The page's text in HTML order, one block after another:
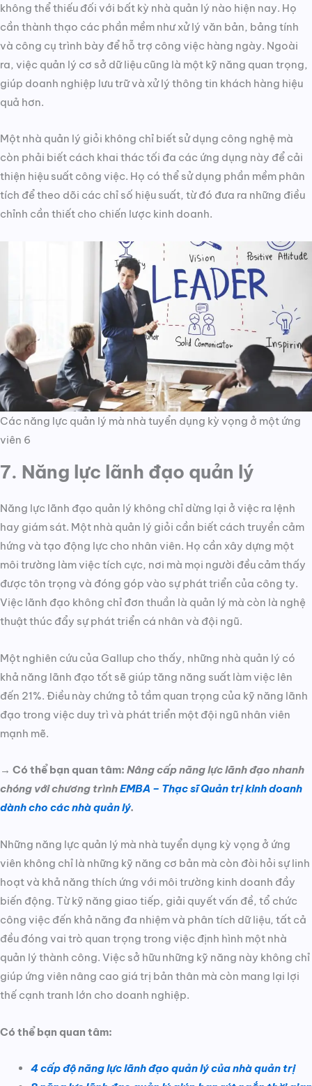
không thể thiếu đối với bất kỳ nhà quản lý nào hiện nay. Họ
cần thành thạo các phần mềm như xử lý văn bản, bảng tính
và công cụ trình bày để hỗ trợ công việc hàng ngày. Ngoài
ra, việc quản lý cơ sở dữ liệu cũng là một kỹ năng quan trọng,
giúp doanh nghiệp lưu trữ và xử lý thông tin khách hàng hiệu
quả hơn.
Một nhà quản lý giỏi không chỉ biết sử dụng công nghệ mà
còn phải biết cách khai thác tối đa các ứng dụng này để cải
thiện hiệu suất công việc. Họ có thể sử dụng phần mềm phân
tích để theo dõi các chỉ số hiệu suất, từ đó đưa ra những điều
chỉnh cần thiết cho chiến lược kinh doanh.
Các năng lực quản lý mà nhà tuyển dụng kỳ vọng ở một ứng
viên 6
7. Năng lực lãnh đạo quản lý
Năng lực lãnh đạo quản lý không chỉ dừng lại ở việc ra lệnh
hay giám sát. Một nhà quản lý giỏi cần biết cách truyền cảm
hứng và tạo động lực cho nhân viên. Họ cần xây dựng một
môi trường làm việc tích cực, nơi mà mọi người đều cảm thấy
được tôn trọng và đóng góp vào sự phát triển của công ty.
Việc lãnh đạo không chỉ đơn thuần là quản lý mà còn là nghệ
thuật thúc đẩy sự phát triển cá nhân và đội ngũ.
Một nghiên cứu của Gallup cho thấy, những nhà quản lý có
khả năng lãnh đạo tốt sẽ giúp tăng năng suất làm việc lên
đến 21%. Điều này chứng tỏ tầm quan trọng của kỹ năng lãnh
đạo trong việc duy trì và phát triển một đội ngũ nhân viên
mạnh mẽ.
→ Có thể bạn quan tâm: Nâng cấp năng lực lãnh đạo nhanh
chóng với chương trìnhEMBA – Thạc sĩ Quản trị kinh doanh
dành cho các nhà quản lý.
Những năng lực quản lý mà nhà tuyển dụng kỳ vọng ở ứng
viên không chỉ là những kỹ năng cơ bản mà còn đòi hỏi sự linh
hoạt và khả năng thích ứng với môi trường kinh doanh đầy
biến động. Từ kỹ năng giao tiếp, giải quyết vấn đề, tổ chức
công việc đến khả năng đa nhiệm và phân tích dữ liệu, tất cả
đều đóng vai trò quan trọng trong việc định hình một nhà
quản lý thành công. Việc sở hữu những kỹ năng này không chỉ
giúp ứng viên nâng cao giá trị bản thân mà còn mang lại lợi
thế cạnh tranh lớn cho doanh nghiệp.
Có thể bạn quan tâm:
4 cấp độ năng lực lãnh đạo quản lý của nhà quản trị